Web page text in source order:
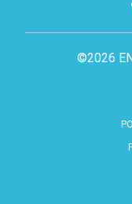
©2026